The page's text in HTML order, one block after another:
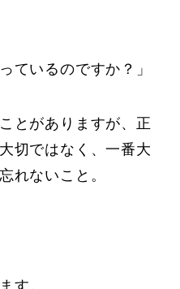
ているのですか？」
とがありますが、正
切ではなく、一番大
れないこと。
す。